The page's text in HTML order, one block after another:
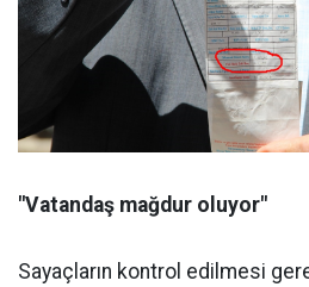
"Vatandaş mağdur oluyor"
Sayaçların kontrol edilmesi